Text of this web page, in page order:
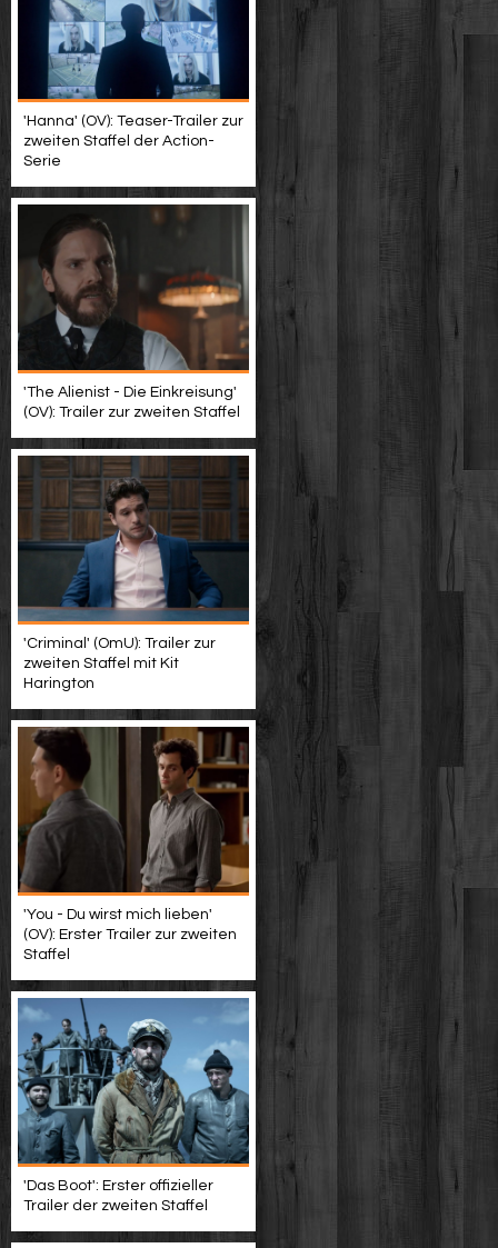
'Hanna' (OV): Teaser-Trailer zur
zweiten Staffel der Action-
Serie
'The Alienist - Die Einkreisung'
(OV): Trailer zur zweiten Staffel
'Criminal' (OmU): Trailer zur
zweiten Staffel mit Kit
Harington
'You - Du wirst mich lieben'
(OV): Erster Trailer zur zweiten
Staffel
'Das Boot': Erster offizieller
Trailer der zweiten Staffel